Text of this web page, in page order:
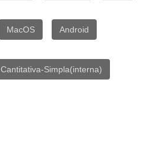
MacOS Android
Cantitativa-Simpla(interna)